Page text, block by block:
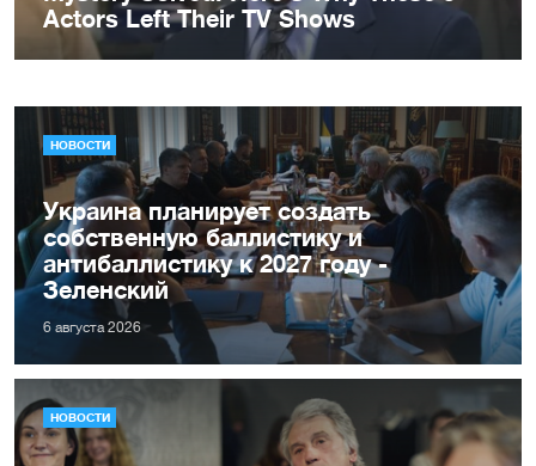
НОВОСТИ
Украина планирует создать
собственную баллистику и
антибаллистику к 2027 году -
Зеленский
6 августа 2026
НОВОСТИ